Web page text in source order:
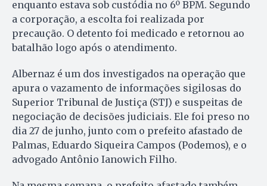
enquanto estava sob custódia no 6º BPM. Segundo
a corporação, a escolta foi realizada por
precaução. O detento foi medicado e retornou ao
batalhão logo após o atendimento.
Albernaz é um dos investigados na operação que
apura o vazamento de informações sigilosas do
Superior Tribunal de Justiça (STJ) e suspeitas de
negociação de decisões judiciais. Ele foi preso no
dia 27 de junho, junto com o prefeito afastado de
Palmas, Eduardo Siqueira Campos (Podemos), e o
advogado Antônio Ianowich Filho.